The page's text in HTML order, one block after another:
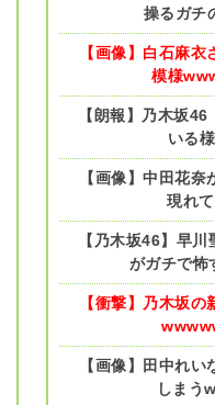
操るガチ
【画像】白石麻
模様
【朗報】乃木坂
いる
【画像】中田花
現れ
【乃木坂46】早
がガチで
【衝撃】乃木坂
【画像】田中れ
しまう